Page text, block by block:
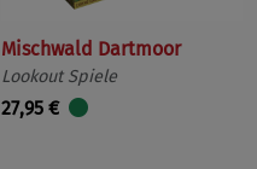
Mischwald Dartmoor
Lookout Spiele
27,95 €